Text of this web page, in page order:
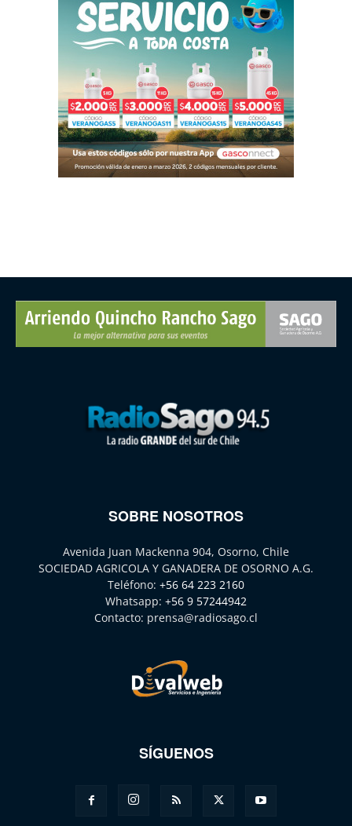
SOBRE NOSOTROS
Avenida Juan Mackenna 904, Osorno, Chile
SOCIEDAD AGRICOLA Y GANADERA DE OSORNO A.G.
Teléfono: +56 64 223 2160
Whatsapp: +56 9 57244942
Contacto: prensa@radiosago.cl
SÍGUENOS